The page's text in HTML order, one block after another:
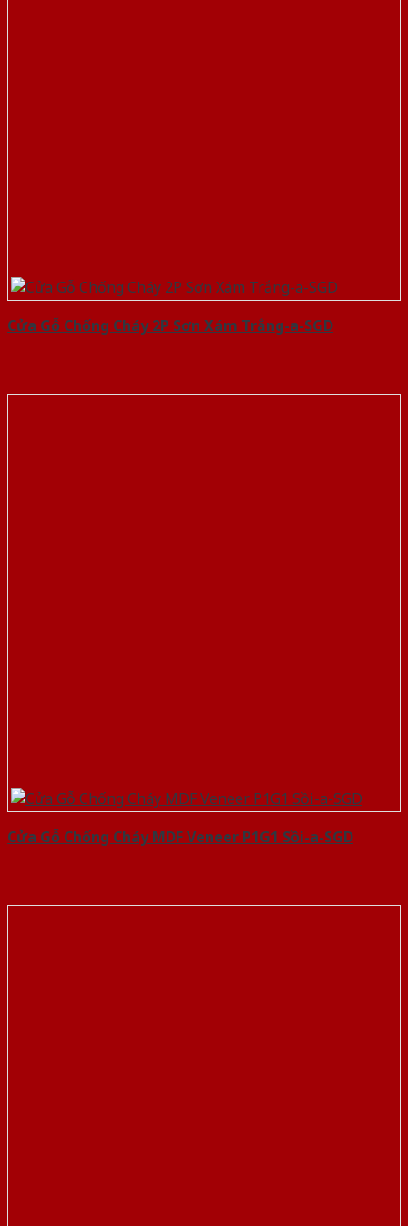
Cửa Gỗ Chống Cháy 2P Sơn Xám Trắng-a-SGD
Cửa Gỗ Chống Cháy MDF Veneer P1G1 Sồi-a-SGD